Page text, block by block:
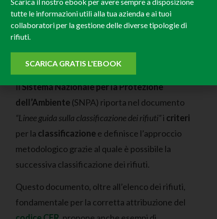
A livellonazionaleil riferimento normativo è il
Decreto legislativo n. 152/2006 che
legislativo 116/2020.
IlSistema Nazionale per la Protezione
dell’Ambiente (SNPA) riporta nel documento
“Linee guida sulla classificazione dei rifiuti”i criteri
per la classificazione e definisce l’approccio
metodologico grazie al quale è possibile la
successiva classificazione dei rifiuti.
Questo documento, oltre all’elenco dei rifiuti,
fondamentale per la corretta attribuzione del
tutte le informazioni utili alla tua azienda e ai tuoi
collaboratori per la gestione delle diverse tipologie di
rifiuti.
SCARICA GRATIS L'EBOOK